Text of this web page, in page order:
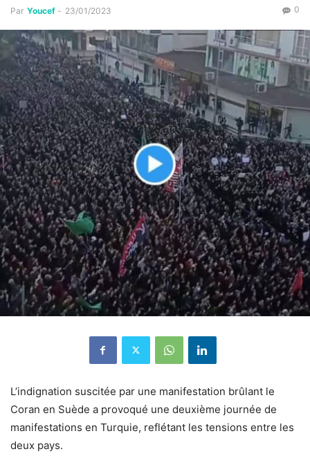
Par Youcef - 23/01/2023 0
L’indignation suscitée par une manifestation brûlant le
Coran en Suède a provoqué une deuxième journée de
manifestations en Turquie, reflétant les tensions entre les
deux pays.